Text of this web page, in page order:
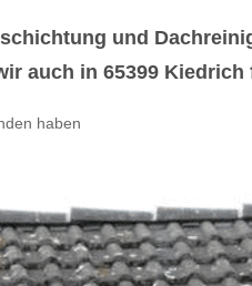
und
auch in 65399 Kiedrich
haben